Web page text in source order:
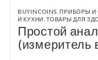
BUYINCOINS ПРИБОРЫ И
И КУХНИ ,ТОВАРЫ ДЛЯ
Простой
(измеритель